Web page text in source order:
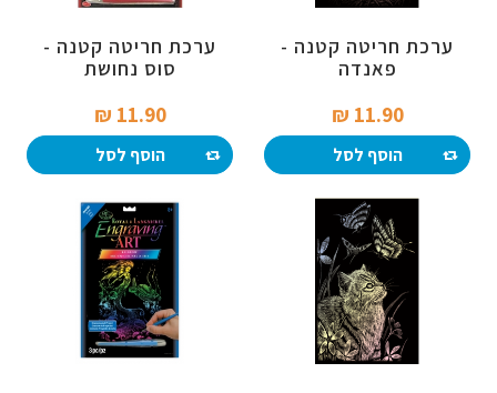
ערכת חריטה קטנה -
פאנדה
11.90 ₪‎
הוסף לסל
ערכת חריטה קטנה -
סוס נחושת
11.90 ₪‎
הוסף לסל